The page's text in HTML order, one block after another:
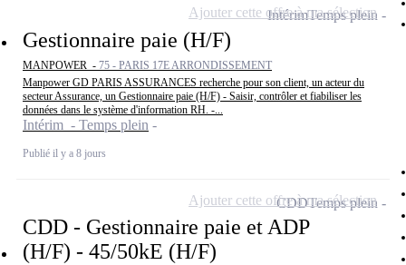
Gestionnaire paie (H/F)
MANPOWER - 75 - PARIS 17E ARRONDISSEMENT
Manpower GD PARIS ASSURANCES recherche pour son client, un acteur du
secteur Assurance, un Gestionnaire paie (H/F) - Saisir, contrôler et fiabiliser les
données dans le système d'information RH. -...
Intérim - Temps plein
Publié il y a 8 jours
IntérimTemps plein
Ajouter cette offre à ma sélection
CDD - Gestionnaire paie et ADP
(H/F) - 45/50kE (H/F)
CDDTemps plein
Ajouter cette offre à ma sélection